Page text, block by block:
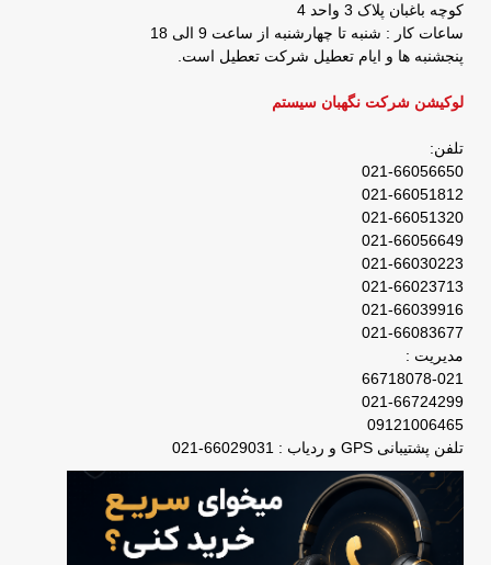
کوچه باغبان پلاک 3 واحد 4
ساعات کار : شنبه تا چهارشنبه از ساعت 9 الی 18
پنجشنبه ها و ایام تعطیل شرکت تعطیل است.
لوکیشن شرکت نگهبان سیستم
تلفن:
021-66056650
021-66051812
021-66051320
021-66056649
021-66030223
021-66023713
021-66039916
021-66083677
مدیریت :
66718078-021
021-66724299
09121006465
تلفن پشتیبانی GPS و ردیاب : 66029031-021